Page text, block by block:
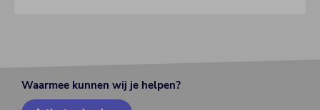
Waarmee kunnen wij je helpen?